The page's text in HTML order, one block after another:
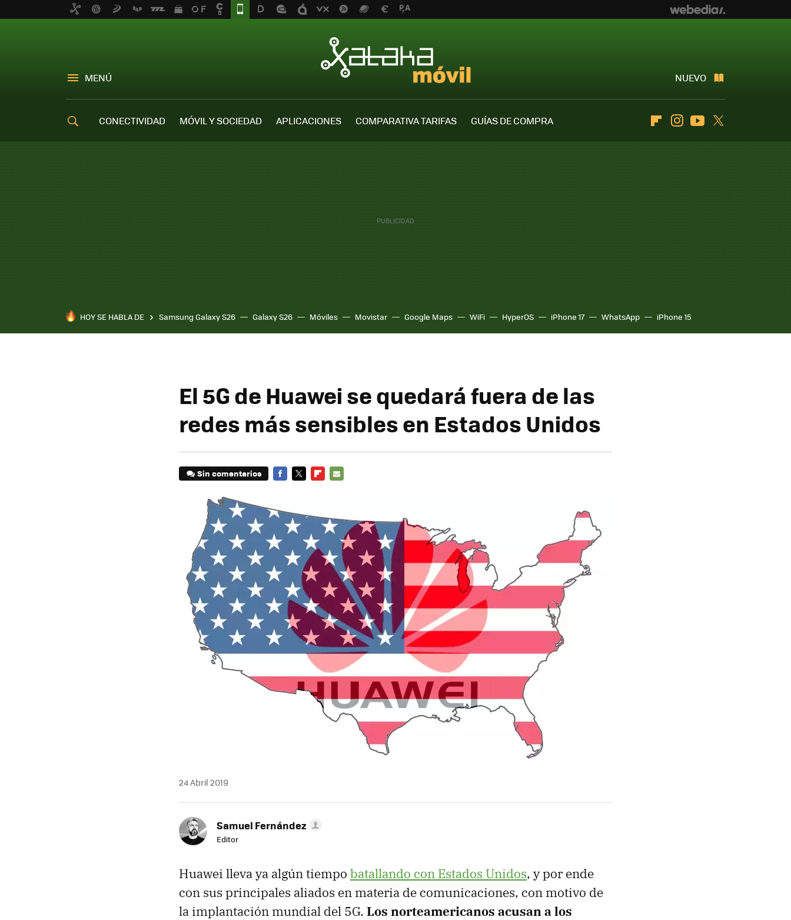
MENÚ NUEVO
CONECTIVIDAD MÓVIL Y SOCIEDAD APLICACIONES COMPARATIVA TARIFAS
GUÍAS DE COMPRA
FlipboardInstagramYoutube
HOY SE HABLA DE Samsung Galaxy S26 Galaxy S26 Móviles Movistar Google Maps WiFi HyperOS iPhone 17 WhatsApp iPhone 15
El 5G de Huawei se quedará fuera de las
redes más sensibles en Estados Unidos
Sin comentarios
24 Abril 2019
Samuel Fernández
Editor
Huawei lleva ya algún tiempo batallando con Estados Unidos, y por ende
con sus principales aliados en materia de comunicaciones, con motivo de
la implantación mundial del 5G. Los norteamericanos acusan a los